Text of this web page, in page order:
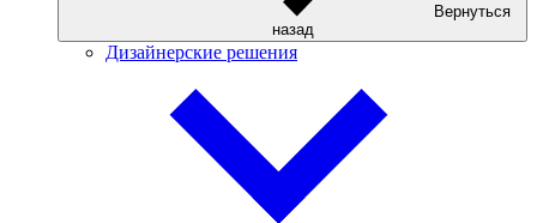
Вернуться
назад
Дизайнерские решения